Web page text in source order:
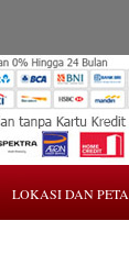
LOKASI DAN PETA